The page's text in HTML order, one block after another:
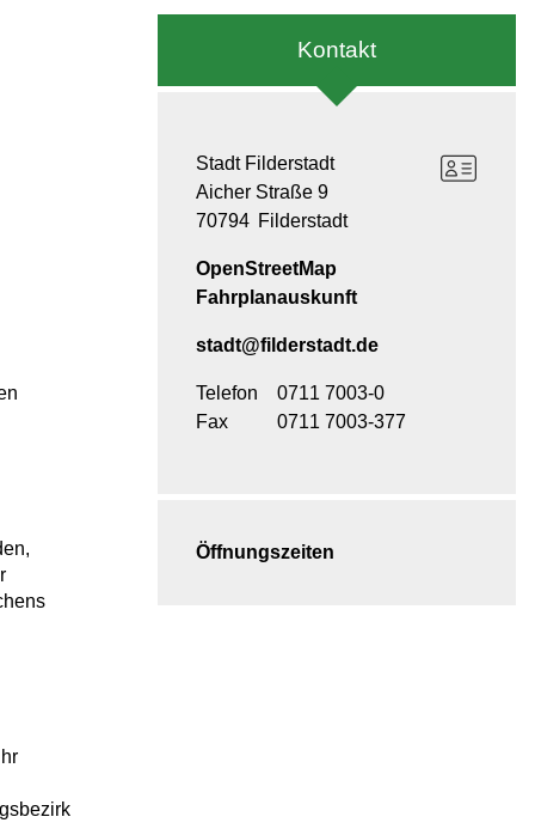
Kontakt
Stadt Filderstadt
Aicher Straße 9
70794 Filderstadt
OpenStreetMap
Fahrplanauskunft
stadt@filderstadt.de
Telefon
0711 7003-0
Fax
0711 7003-377
Öffnungszeiten